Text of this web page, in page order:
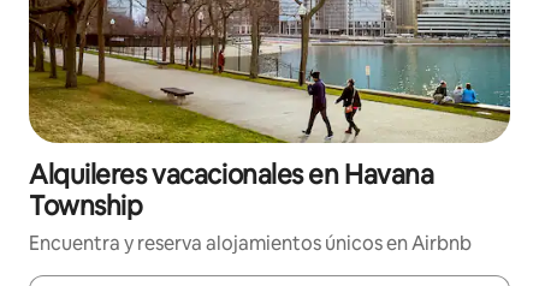
Alquileres vacacionales en Havana
Township
Encuentra y reserva alojamientos únicos en Airbnb